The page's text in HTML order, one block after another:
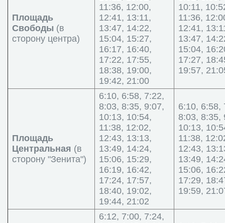
Площадь
Свободы (в
сторону центра)
11:36, 12:00,
12:41, 13:11,
13:47, 14:22,
15:04, 15:27,
16:17, 16:40,
17:22, 17:55,
18:38, 19:00,
19:42, 21:00
10:11,
11:36,
12:41,
13:47,
15:04,
17:27,
19:57,
Площадь
Центральная (в
сторону "Зенита")
6:10, 6:58, 7:22,
8:03, 8:35, 9:07,
10:13, 10:54,
11:38, 12:02,
12:43, 13:13,
13:49, 14:24,
15:06, 15:29,
16:19, 16:42,
17:24, 17:57,
18:40, 19:02,
19:44, 21:02
6:10, 6:58,
8:03, 8:35,
10:13,
11:38,
12:43,
13:49,
15:06,
17:29,
19:59,
6:12, 7:00, 7:24,